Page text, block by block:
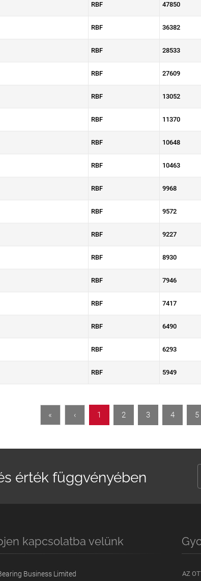
RBF 47850
RBF 36382
RBF 28533
RBF 27609
RBF 13052
RBF 11370
RBF 10648
RBF 10463
RBF 9968
RBF 9572
RBF 9227
RBF 8930
RBF 7946
RBF 7417
RBF 6490
RBF 6293
RBF 5949
« ‹ 1 2 3 4 5
érték függvényében
kapcsolatba velünk
Business Limited AZ